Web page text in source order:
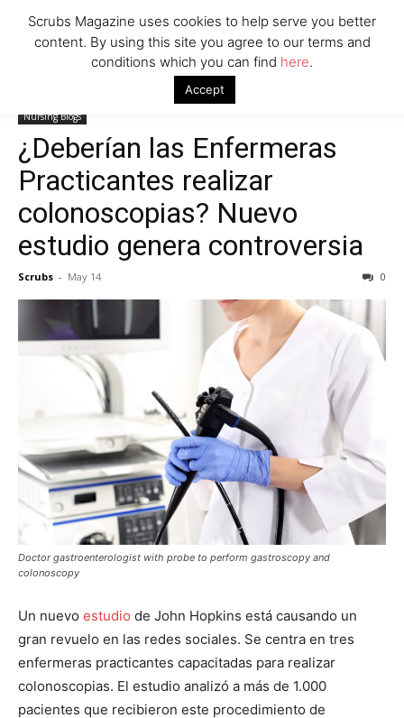
¿Deberían las Enfermeras Practicantes
realizar colonoscopias? Nuevo estudio genera controversia
Nursing Blogs
¿Deberían las Enfermeras
Practicantes realizar
colonoscopias? Nuevo
estudio genera controversia
Scrubs - May 14 0
Doctor gastroenterologist with probe to perform gastroscopy and
colonoscopy
Un nuevo estudio de John Hopkins está causando un
gran revuelo en las redes sociales. Se centra en tres
enfermeras practicantes capacitadas para realizar
colonoscopias. El estudio analizó a más de 1.000
pacientes que recibieron este procedimiento de
Scrubs Magazine uses cookies to help serve you better
content. By using this site you agree to our terms and
conditions which you can find here.
Accept